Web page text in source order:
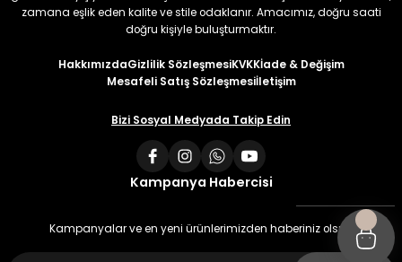
zamana eşlik eden kalite ve stile odaklanır. Amacımız, doğru saati
doğru kişiyle buluşturmaktır.
HakkımızdaGizlilik SözleşmesiKVKKİade & Değişim
Mesafeli Satış Sözleşmesiİletişim
Bizi Sosyal Medyada Takip Edin
Kampanya Habercisi
Kampanyalar ve en yeni ürünlerimizden haberiniz olsun